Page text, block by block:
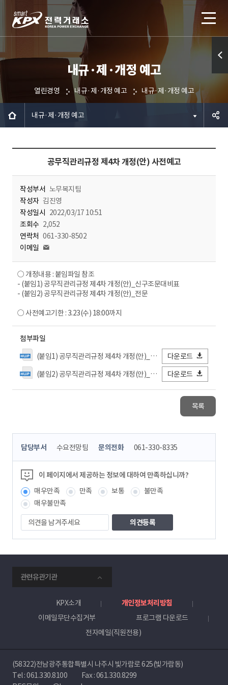
내규·제·개정 예고
열린경영 내규·제·개정 예고 내규·제·개정 예고
내규·제·개정 예고
공무직관리규정 제4차 개정(안) 사전예고
작성부서 노무복지팀
작성자 김진영
작성일시 2022/03/17 10:51
조회수 2,052
연락처 061-330-8502
이메일
○ 개정내용 : 붙임파일 참조
- (붙임1) 공무직관리규정 제4차 개정(안)_신구조문대비표
- (붙임2) 공무직관리규정 제4차 개정(안)_전문
○ 사전예고기한 : 3.23(수) 18:00까지
첨부파일
(붙임1) 공무직관리규정 제4차 개정(안)_신구조문대비표.hwp
다운로드
(붙임2) 공무직관리규정 제4차 개정(안)_전문.hwp
다운로드
목록
콘
츠
정
보
책
임
자
담당부서 수요전망팀 문의전화 061-330-8335
이 페이지에서 제공하는 정보에 대하여 만족하십니까?
매우만족
만족 보통
불만족
매우불만족
의
견
을
겨
주
세
요
관련유관기관
KPX소개
개인정보처리방침
이메일무단수집거부
프로그램 다운로드
전자메일(직원전용)
(58322)전남광주통합특별시 나주시 빛가람로 625(빛가람동)
Tel :061.330.8100
Fax : 061.330.8299